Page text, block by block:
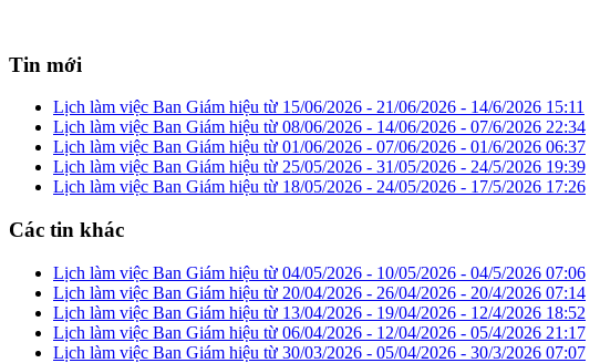
Tin mới
Lịch làm việc Ban Giám hiệu từ 15/06/2026 - 21/06/2026 - 14/6/2026 15:11
Lịch làm việc Ban Giám hiệu từ 08/06/2026 - 14/06/2026 - 07/6/2026 22:34
Lịch làm việc Ban Giám hiệu từ 01/06/2026 - 07/06/2026 - 01/6/2026 06:37
Lịch làm việc Ban Giám hiệu từ 25/05/2026 - 31/05/2026 - 24/5/2026 19:39
Lịch làm việc Ban Giám hiệu từ 18/05/2026 - 24/05/2026 - 17/5/2026 17:26
Các tin khác
Lịch làm việc Ban Giám hiệu từ 04/05/2026 - 10/05/2026 - 04/5/2026 07:06
Lịch làm việc Ban Giám hiệu từ 20/04/2026 - 26/04/2026 - 20/4/2026 07:14
Lịch làm việc Ban Giám hiệu từ 13/04/2026 - 19/04/2026 - 12/4/2026 18:52
Lịch làm việc Ban Giám hiệu từ 06/04/2026 - 12/04/2026 - 05/4/2026 21:17
Lịch làm việc Ban Giám hiệu từ 30/03/2026 - 05/04/2026 - 30/3/2026 07:07